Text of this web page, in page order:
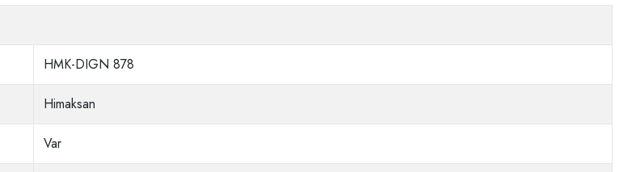
HMK-DIGN 878
Himaksan
Var